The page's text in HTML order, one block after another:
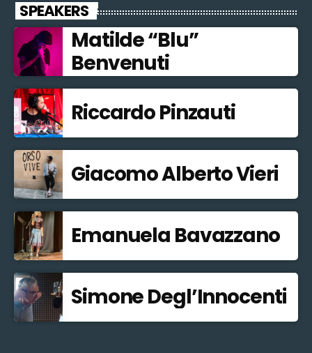
SPEAKERS
Matilde “Blu”
Benvenuti
Riccardo Pinzauti
Giacomo Alberto Vieri
Emanuela Bavazzano
Simone Degl’Innocenti